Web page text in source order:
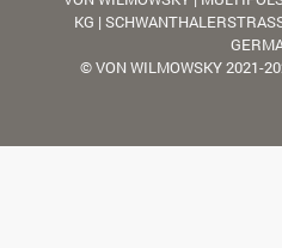
KG |
© VON WILMOWSKY 2021-